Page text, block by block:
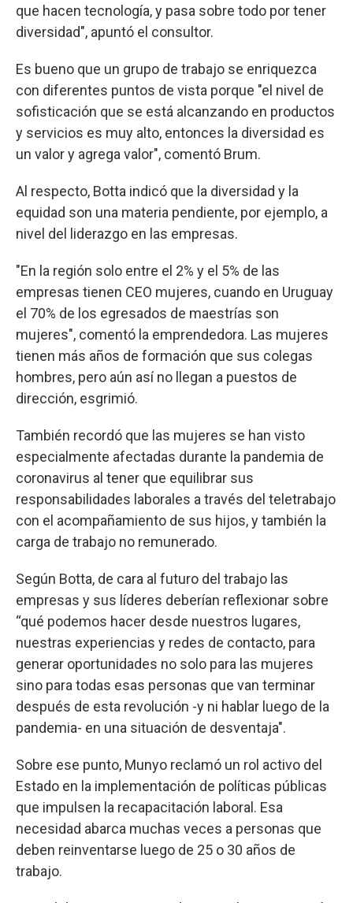
que hacen tecnología, y pasa sobre todo por tener
diversidad", apuntó el consultor.
Es bueno que un grupo de trabajo se enriquezca
con diferentes puntos de vista porque "el nivel de
sofisticación que se está alcanzando en productos
y servicios es muy alto, entonces la diversidad es
un valor y agrega valor", comentó Brum.
Al respecto, Botta indicó que la diversidad y la
equidad son una materia pendiente, por ejemplo, a
nivel del liderazgo en las empresas.
"En la región solo entre el 2% y el 5% de las
empresas tienen CEO mujeres, cuando en Uruguay
el 70% de los egresados de maestrías son
mujeres", comentó la emprendedora. Las mujeres
tienen más años de formación que sus colegas
hombres, pero aún así no llegan a puestos de
dirección, esgrimió.
También recordó que las mujeres se han visto
especialmente afectadas durante la pandemia de
coronavirus al tener que equilibrar sus
responsabilidades laborales a través del teletrabajo
con el acompañamiento de sus hijos, y también la
carga de trabajo no remunerado.
Según Botta, de cara al futuro del trabajo las
empresas y sus líderes deberían reflexionar sobre
“qué podemos hacer desde nuestros lugares,
nuestras experiencias y redes de contacto, para
generar oportunidades no solo para las mujeres
sino para todas esas personas que van terminar
después de esta revolución -y ni hablar luego de la
pandemia- en una situación de desventaja".
Sobre ese punto, Munyo reclamó un rol activo del
Estado en la implementación de políticas públicas
que impulsen la recapacitación laboral. Esa
necesidad abarca muchas veces a personas que
deben reinventarse luego de 25 o 30 años de
trabajo.